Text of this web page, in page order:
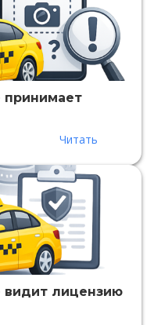
принимает
Читать
видит лицензию